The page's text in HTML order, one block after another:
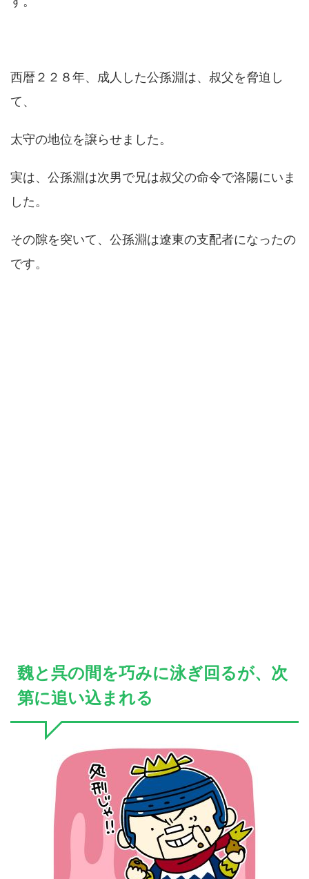
西暦２２８年、成人した公孫淵は、叔父を脅迫し
て、
太守の地位を譲らせました。
実は、公孫淵は次男で兄は叔父の命令で洛陽にいま
した。
その隙を突いて、公孫淵は遼東の支配者になったの
です。
魏と呉の間を巧みに泳ぎ回るが、次
第に追い込まれる